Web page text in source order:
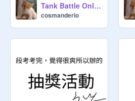
Tank Battle Online [MMO]
cosmanderio